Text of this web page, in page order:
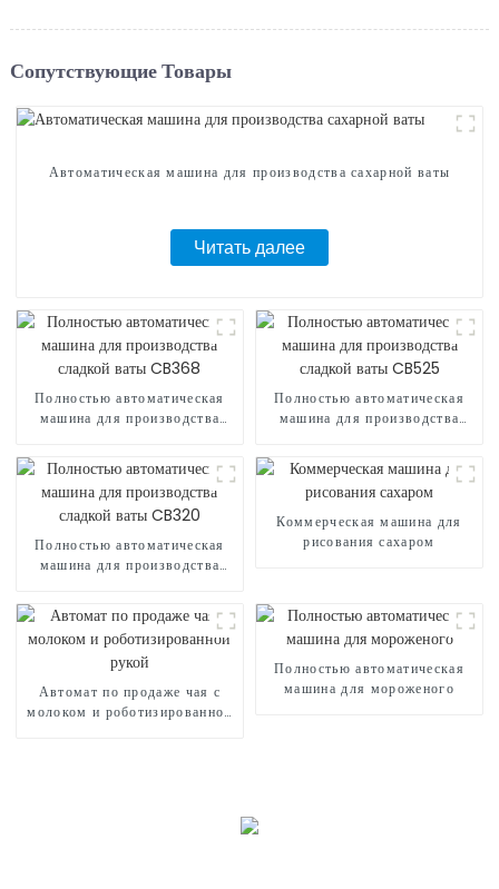
Сопутствующие Товары
Автоматическая машина для производства сахарной ваты
Читать далее
Полностью автоматическая
машина для производства
Полностью автоматическая
машина для производства
Полностью автоматическая
машина для производства
Коммерческая машина для
рисования сахаром
Автомат по продаже чая с
молоком и роботизированной
Полностью автоматическая
машина для мороженого